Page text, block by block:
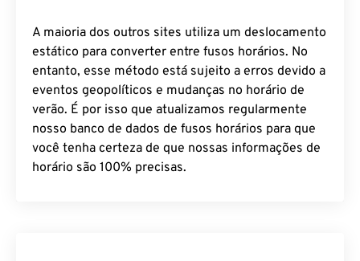
A maioria dos outros sites utiliza um deslocamento
estático para converter entre fusos horários. No
entanto, esse método está sujeito a erros devido a
eventos geopolíticos e mudanças no horário de
verão. É por isso que atualizamos regularmente
nosso banco de dados de fusos horários para que
você tenha certeza de que nossas informações de
horário são 100% precisas.